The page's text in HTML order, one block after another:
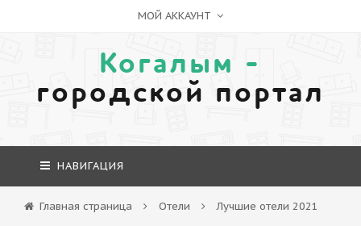
МОЙ АККАУНТ
Когалым -
городской портал
НАВИГАЦИЯ
Главная страница Отели Лучшие отели 2021